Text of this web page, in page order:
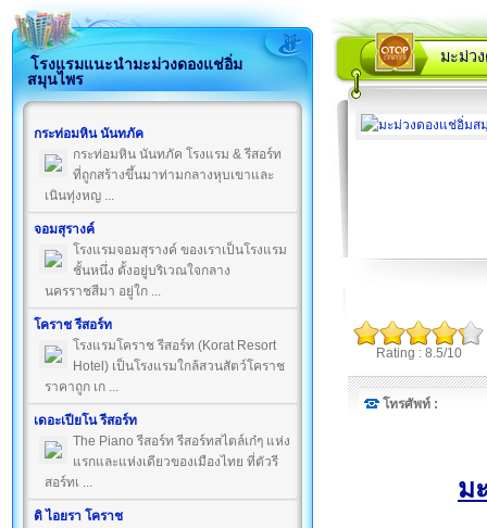
โรงแรมแนะนำมะม่วงดองแช่อิ่ม
สมุนไพร
กระท่อมหิน นันทภัค
กระท่อมหิน นันทภัค โรงแรม & รีสอร์ท
ที่ถูกสร้างขึ้นมาท่ามกลางหุบเขาและ
เนินทุ่งหญ ...
จอมสุรางค์
โรงแรมจอมสุรางค์ ของเราเป็นโรงแรม
ชั้นหนึ่ง ตั้งอยู่บริเวณใจกลาง
นครราชสีมา อยู่ใก ...
โคราช รีสอร์ท
โรงแรมโคราช รีสอร์ท (Korat Resort
Hotel) เป็นโรงแรมใกล้สวนสัตว์โคราช
ราคาถูก เก ...
เดอะเปียโน รีสอร์ท
The Piano รีสอร์ท รีสอร์ทสไตล์เก๋ๆ แห่ง
แรกและแห่งเดียวของเมืองไทย ที่ตัวรี
สอร์ทเ ...
ดิ ไอยรา โคราช
มะม่ว
Rating : 8.5/10
โทรศัพท์ :
ม